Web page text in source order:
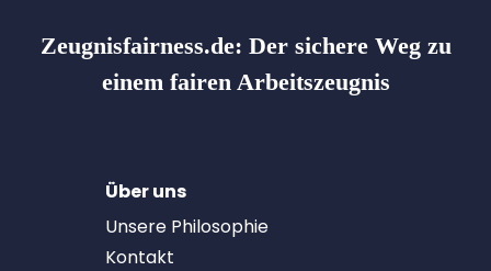
Zeugnisfairness.de: Der sichere Weg zu
einem fairen Arbeitszeugnis
Über uns
Unsere Philosophie
Kontakt